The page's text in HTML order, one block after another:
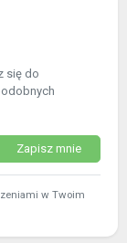
się do
Zapisz mnie
w Twoim